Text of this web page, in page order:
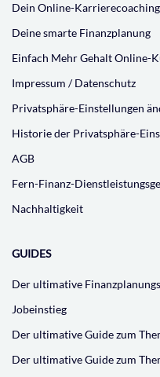
Dein Online-Karrierecoaching
Deine smarte Finanzplanung
Einfach Mehr Gehalt Online-
Impressum / Datenschutz
Privatsphäre-Einstellungen
Historie der Privatsphäre-
AGB
Fern-Finanz-
Nachhaltigkeit
GUIDES
Der ultimative
Jobeinstieg
Der ultimative Guide zum
Der ultimative Guide zum